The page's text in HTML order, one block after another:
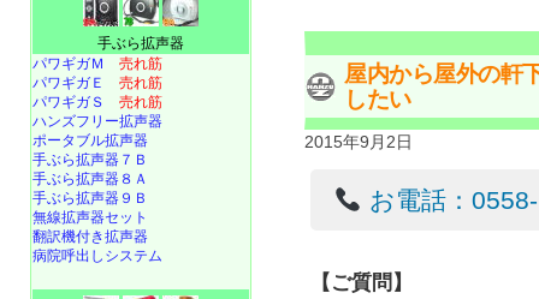
屋内から屋外の軒
したい
2015年9月2日
お電話：
【ご質問】
手ぶら拡声器
パワギガＭ 売れ筋
パワギガＥ 売れ筋
パワギガＳ 売れ筋
ハンズフリー拡声器
ポータブル拡声器
手ぶら拡声器７Ｂ
手ぶら拡声器８Ａ
手ぶら拡声器９Ｂ
無線拡声器セット
翻訳機付き拡声器
病院呼出しシステム